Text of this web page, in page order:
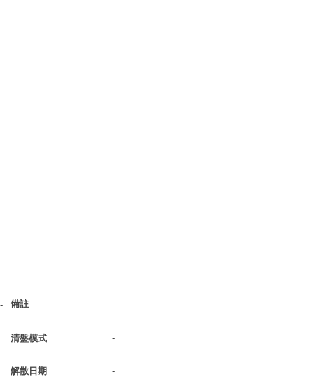
備註
-
清盤模式 -
解散日期 -